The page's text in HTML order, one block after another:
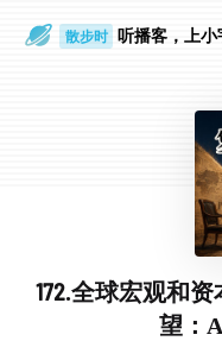
通勤路上 听播客，上
172.全球宏观和
望：